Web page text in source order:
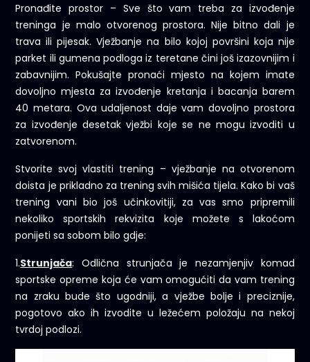
Pronađite prostor – Sve što vam treba za izvođenje
treninga je malo otvorenog prostora. Nije bitno dali je
trava ili pijesak. Vježbanje na bilo kojoj površini koja nije
parket ili gumena podloga iz teretane čini još izazovnijim i
zabavnijim. Pokušajte pronaći mjesto na kojem imate
dovoljno mjesta za izvođenje kretanja i bacanja barem
40 metara. Ova udaljenost daje vam dovoljno prostora
za izvođenje desetak vježbi koje se ne mogu izvoditi u
zatvorenom.
Stvorite svoj vlastiti trening – vježbanje na otvorenom
doista je prikladno za trening svih mišića tijela. Kako bi vaš
trening vani bio još učinkovitiji, za vas smo pripremili
nekoliko sportskih rekvizita koje možete s lakoćom
ponijeti sa sobom bilo gdje:
1.Strunjača: Odlična strunjača je nezamjenjiv komad
sportske opreme koja će vam omogućiti da vam trening
na zraku bude što ugodniji, a vježbe bolje i preciznije,
pogotovo ako ih izvodite u ležećem položaju na nekoj
tvrdoj podlozi.